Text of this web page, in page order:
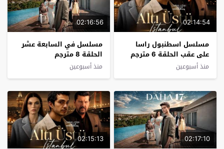
02:14:54
مسلسل اسطنبول راسا
على عقب الحلقة 6 مترجم
منذ أسبوعين
02:16:56
مسلسل في السابعة عشر
الحلقة 8 مترجم
منذ أسبوعين
02:17:10
02:15:13